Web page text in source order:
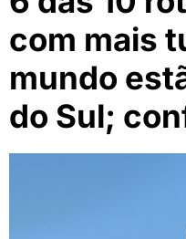
com mais
mundo
do Sul;